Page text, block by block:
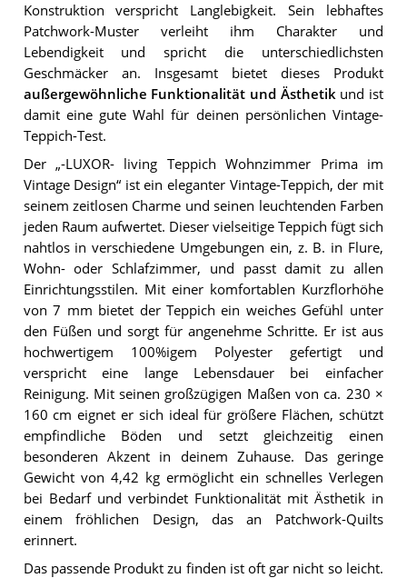
Konstruktion verspricht Langlebigkeit. Sein lebhaftes
Patchwork-Muster verleiht ihm Charakter und
Lebendigkeit und spricht die unterschiedlichsten
Geschmäcker an. Insgesamt bietet dieses Produkt
außergewöhnliche Funktionalität und Ästhetikund ist
damit eine gute Wahl für deinen persönlichen Vintage-
Teppich-Test.
Der „-LUXOR- living Teppich Wohnzimmer Prima im
Vintage Design“ ist ein eleganter Vintage-Teppich, der mit
seinem zeitlosen Charme und seinen leuchtenden Farben
jeden Raum aufwertet. Dieser vielseitige Teppich fügt sich
nahtlos in verschiedene Umgebungen ein, z. B. in Flure,
Wohn- oder Schlafzimmer, und passt damit zu allen
Einrichtungsstilen. Mit einer komfortablen Kurzflorhöhe
von 7 mm bietet der Teppich ein weiches Gefühl unter
den Füßen und sorgt für angenehme Schritte. Er ist aus
hochwertigem 100%igem Polyester gefertigt und
verspricht eine lange Lebensdauer bei einfacher
Reinigung. Mit seinen großzügigen Maßen von ca. 230 ×
160 cm eignet er sich ideal für größere Flächen, schützt
empfindliche Böden und setzt gleichzeitig einen
besonderen Akzent in deinem Zuhause. Das geringe
Gewicht von 4,42 kg ermöglicht ein schnelles Verlegen
bei Bedarf und verbindet Funktionalität mit Ästhetik in
einem fröhlichen Design, das an Patchwork-Quilts
erinnert.
Das passende Produkt zu finden ist oft gar nicht so leicht.